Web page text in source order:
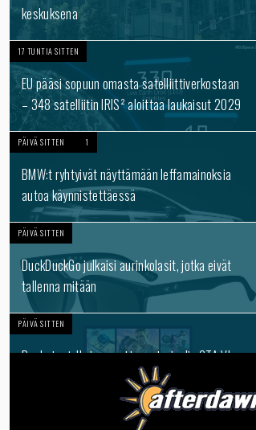
keskuksena
17 TUNTIA SITTEN
EU pääsi sopuun omasta satelliittiverkostaan
– 348 satelliitin IRIS² aloittaa laukaisut 2029
PÄIVÄ SITTEN 1
BMW:t ryhtyivät näyttämään leffamainoksia
autoa käynnistettäessä
PÄIVÄ SITTEN
DuckDuckGo julkaisi aurinkolasit, jotka eivät
tallenna mitään
PÄIVÄ SITTEN
Rockstar julkaisee uutta materiaalia GTA VI -
pelistä – esitetään ensin Netflixissä